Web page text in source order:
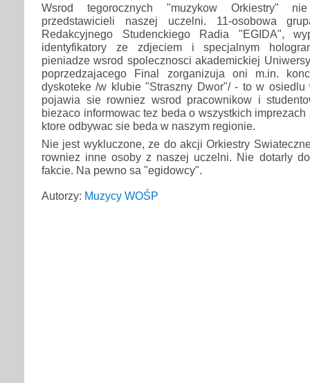
Wsrod tegorocznych "muzykow Orkiestry"
przedstawicieli naszej uczelni. 11-osobowa
Redakcyjnego Studenckiego Radia "EGIDA",
identyfikatory ze zdjeciem i specjalnym
pieniadze wsrod spolecznosci akademickiej
poprzedzajacego Final zorganizuja oni m.in.
dyskoteke /w klubie "Straszny Dwor"/ - to w
pojawia sie rowniez wsrod pracownikow i
biezaco informowac tez beda o wszystkich
ktore odbywac sie beda w naszym regionie.
Nie jest wykluczone, ze do akcji Orkiestry
rowniez inne osoby z naszej uczelni. Nie dotarly
fakcie. Na pewno sa "egidowcy".
Autorzy: Muzycy WOŚP